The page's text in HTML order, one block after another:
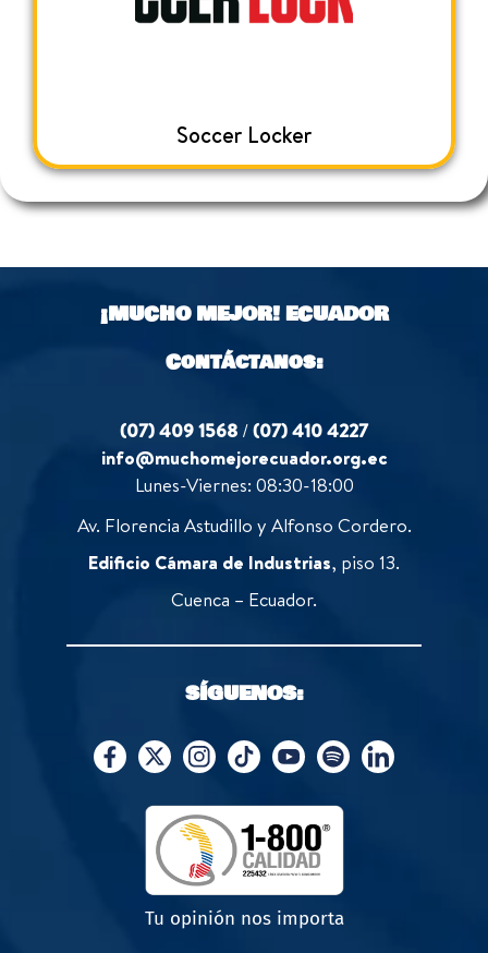
Soccer Locker
¡MUCHO MEJOR!ECUADOR
Contáctanos:
(07) 409 1568 /(07) 410 4227
info@muchomejorecuador.org.ec
Lunes-Viernes: 08:30-18:00
Av. Florencia Astudillo y Alfonso Cordero.
Edificio Cámara de Industrias, piso 13.
Cuenca – Ecuador.
SÍGUENOS:
Tu opinión nos importa